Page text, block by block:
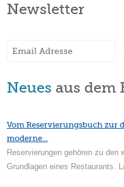
Newsletter
Neues aus dem
Vom Reservierungsbuch zur
moderne...
Reservierungen gehören zu
Grundlagen eines Restaurants.